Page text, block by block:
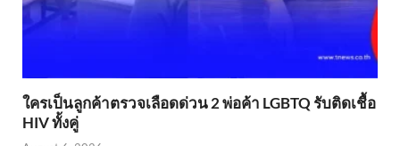
ใครเป็นลูกค้าตรวจเลือดด่วน 2 พ่อค้า LGBTQ รับติดเชื้อ
HIV ทั้งคู่